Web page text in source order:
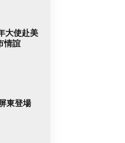
大使赴美
情誼
東登場